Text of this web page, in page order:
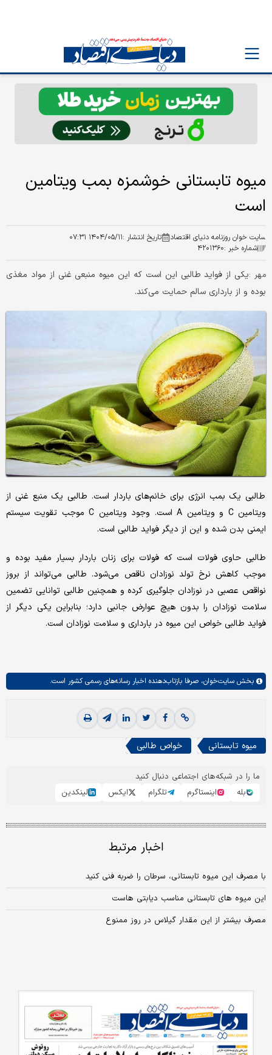
میوه تابستانی خوشمزه بمب ویتامین
است
سایت خوان روزنامه دنیای اقتصاد تاریخ انتشار :۱۴۰۴/۰۵/۱۱ ۰۷:۳۱
شماره خبر :۴۲۰۱۳۶۰
مهر :​ یکی از فواید طالبی این است که این میوه منبعی غنی از مواد مغذی
بوده و از بارداری سالم حمایت می‌کند.
طالبی یک بمب انرژی برای خانم‌های باردار است. طالبی یک منبع غنی از
ویتامین C و ویتامین A است. وجود ویتامین C موجب تقویت سیستم
ایمنی بدن شده و این از دیگر فواید طالبی است.
طالبی حاوی فولات است که فولات برای زنان باردار بسیار مفید بوده و
موجب کاهش نرخ تولد نوزادان ناقص می‌شود. طالبی می‌تواند از بروز
نواقص عصبی در نوزادان جلوگیری کرده و همچنین طالبی توانایی تضمین
سلامت نوزادان را بدون هیچ عوارض جانبی دارد؛ بنابراین یکی دیگر از
فواید طالبی خواص این میوه در بارداری و سلامت نوزادان است.
بخش سایت‌خوان، صرفا بازتاب‌دهنده اخبار رسانه‌های رسمی کشور است.
میوه تابستانی خواص طالبی
ما را در شبکه‌های اجتماعی دنبال کنید
بله
اینستاگرم تلگرام ایکس لینکدین
اخبار مرتبط
با مصرف این میوه تابستانی، سرطان را ضربه‌ فنی کنید
این میوه های تابستانی مناسب دیابتی هاست
مصرف بیشتر از این مقدار گیلاس در روز ممنوع